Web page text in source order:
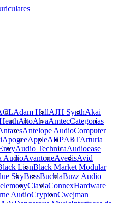
Adam HallAJH SynthAkai
AltoAlvaAmtec
Antelope Audio
ApogeeAppleARPARTArturia
Audio TechnicaAudioease
AudioAvantoneAvedisAvid
LionBlack Market Modular
SkyBossBuchlaBuzz Audio
ClaviaConnex
AudioCryptonCwejman
Categorías
Computer
Hardware